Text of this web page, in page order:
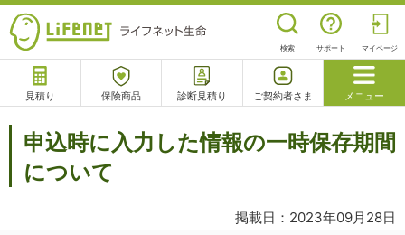
検索 サポート マイページ
見積り 保険商品 診断見積り ご契約者さま メニュー
サポート
閉じる
相談予約 よくあるご質問
申込時に入力した情報の一時保存期間
について
掲載日：2023年09月28日